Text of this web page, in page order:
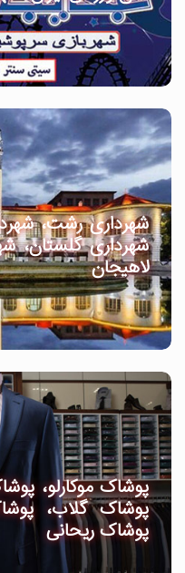
شهرداری رشت،
شهرداری گلستان،
لاهیجان
پوشاک موکارلو،
پوشاک گلاب،
پوشاک ریحانی